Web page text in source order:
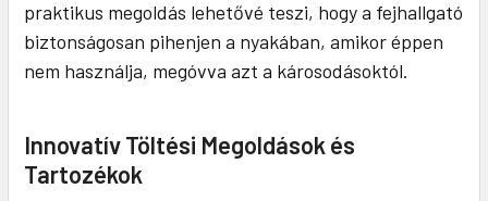
praktikus megoldás lehetővé teszi, hogy a fejhallgató
biztonságosan pihenjen a nyakában, amikor éppen
nem használja, megóvva azt a károsodásoktól.
Innovatív Töltési Megoldások és
Tartozékok